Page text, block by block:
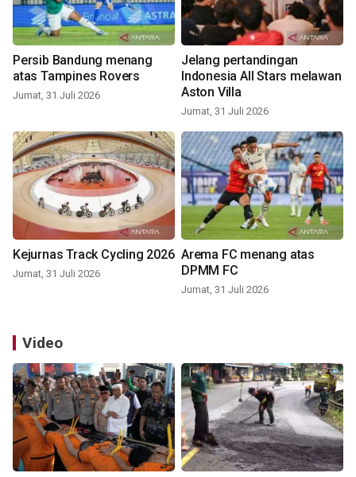
Persib Bandung menang
atas Tampines Rovers
Jumat, 31 Juli 2026
Jelang pertandingan
Indonesia All Stars melawan
Aston Villa
Jumat, 31 Juli 2026
Kejurnas Track Cycling 2026
Jumat, 31 Juli 2026
Arema FC menang atas
DPMM FC
Jumat, 31 Juli 2026
Video